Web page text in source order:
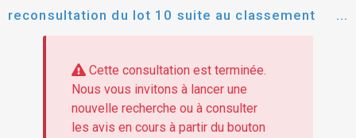
reconsultation du lot 10 suite au classement
sans suite pour l'entretien des espaces verts sur
le patrmoineCette consultation est terminée.
Nous vous invitons à lancer une
nouvelle recherche ou à consulter
les avis en cours à partir du bouton